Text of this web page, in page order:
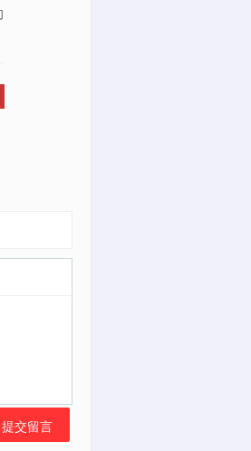
提交留言